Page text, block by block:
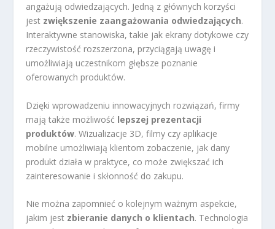
angażują odwiedzających. Jedną z głównych korzyści
jest zwiększenie zaangażowania odwiedzających.
Interaktywne stanowiska, takie jak ekrany dotykowe czy
rzeczywistość rozszerzona, przyciągają uwagę i
umożliwiają uczestnikom głębsze poznanie
oferowanych produktów.
Dzięki wprowadzeniu innowacyjnych rozwiązań, firmy
mają także możliwość lepszej prezentacji
produktów. Wizualizacje 3D, filmy czy aplikacje
mobilne umożliwiają klientom zobaczenie, jak dany
produkt działa w praktyce, co może zwiększać ich
zainteresowanie i skłonność do zakupu.
Nie można zapomnieć o kolejnym ważnym aspekcie,
jakim jest zbieranie danych o klientach. Technologia